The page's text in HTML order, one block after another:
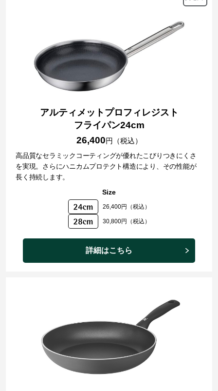
アルティメットプロフィレジスト
フライパン24cm
26,400円（税込）
高品質なセラミックコーティングが優れたこびりつきにくさ
を実現。さらにハニカムプロテクト構造により、その性能が
長く持続します。
Size
26,400円（税込）
30,800円（税込）
詳細はこちら